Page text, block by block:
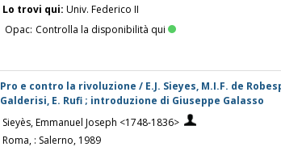
Lo trovi qui: Univ. Federico II
Opac: Controlla la disponibilità qui
Pro e contro la rivoluzione / E.J. Sieyes, M.I.F. de
Galderisi, E. Rufi ; introduzione di Giuseppe Galasso
Sieyès, Emmanuel Joseph <1748-1836>
Roma, : Salerno, 1989